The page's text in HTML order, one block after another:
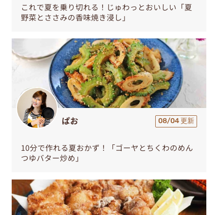
これで夏を乗り切れる！じゅわっとおいしい「夏
野菜とささみの香味焼き浸し」
ぱお 08/04 更新
10分で作れる夏おかず！「ゴーヤとちくわのめん
つゆバター炒め」